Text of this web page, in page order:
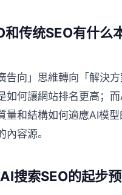
和传统SEO有什么
告向」思維轉向「解決方
如何讓網站排名更高；
量和結構如何適應AI模
容源。
搜索SEO的起步